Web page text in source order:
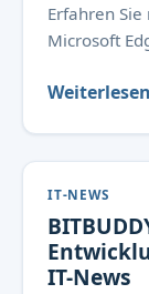
Erfahren
Microsoft
IT-NEWS
IT-News